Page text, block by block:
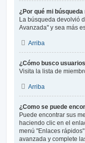
¿Por qué mi
La búsqueda devolvió
Avanzada" y sea más
Arriba
¿Cómo busco
Visita la lista de
Arriba
¿Como se puede
Puede encontrar sus
haciendo clic en el
menú "Enlaces
avanzada y complete